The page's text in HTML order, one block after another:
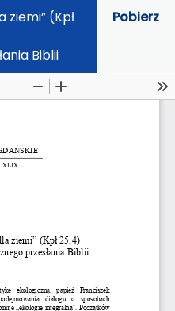
(Kpł
Biblii
Pobierz